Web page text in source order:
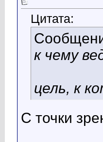
Цитата:
к чему
цель, к
С точки